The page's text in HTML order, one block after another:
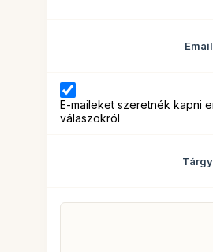
Email
E-maileket szeretnék kapni
válaszokról
Tárgy